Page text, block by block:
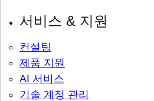
서비스 & 지원
컨설팅
제품 지원
AI 서비스
기술 계정 관리